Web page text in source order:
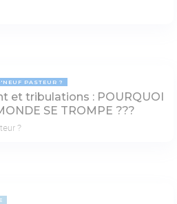
PASTEUR ?
et tribulations : POURQUOI
SE TROMPE ???
?